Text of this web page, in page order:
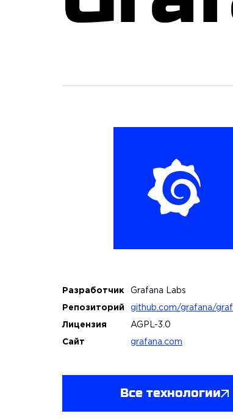
Разработчик Grafana Labs
Репозиторий github.com/grafana/
Лицензия AGPL-3.0
Сайт grafana.com
Все технологии